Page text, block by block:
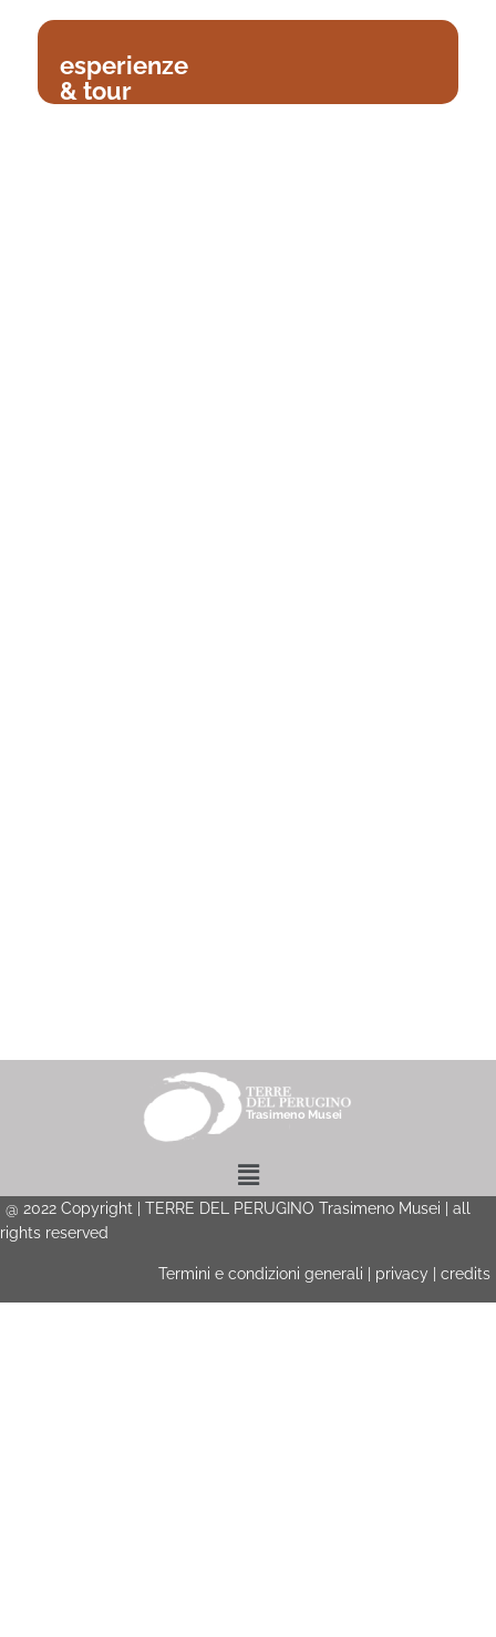
esperienze
& tour
Menu
@ 2022 Copyright | TERRE DEL PERUGINO Trasimeno Musei | all
rights reserved
Termini e condizioni generali privacy credits